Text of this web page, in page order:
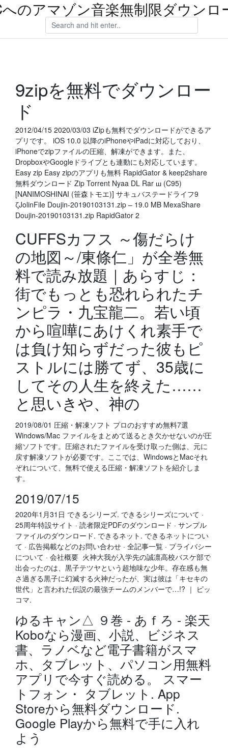
のアマゾン音楽無制限ダウンロ
9zipを無料でダウンロー
ド
2012/04/15 2020/03/03 iZipも無料でダウンロードができるア
プリです。 iOS 10.0 以降のiPhoneやiPadに対応しており、
iPhoneでzipファイルの圧縮、解凍ができます。また、
DropboxやGoogleドライブとも連動にも対応しています。
Easy zip Easy zipのアプリも無料 RapidGator & keep2share
無料ダウンロード Zip Torrent Nyaa DL Rar ш (C95)
[NANIMOSHINAI (笹森トモエ)] サキュバステードライフ9
ζJolinFile Doujin-20190103131.zip – 19.0 MB MexaShare
Doujin-20190103131.zip RapidGator 2
CUFFSカフス ～傷だらけ
の地図～/東條仁」が全巻無
料で読み放題｜あらすじ：
街でもっとも恐れられたチ
ンピラ・九宝龍二。若い頃
から喧嘩にあけくれ素手で
は負け知らずだった彼もピ
ストルには勝てず、35歳に
してその人生を終えた……
と思いきや、神の
2019/08/01 圧縮・解凍ソフト プロのおすすめ無料7選
Windows/Mac ファイルをまとめて送るとき欠かせないのが圧
縮ソフトです。圧縮されたファイルを受け取った側は、元に
戻す解凍ソフトが必要です。ここでは、WindowsとMacそれ
ぞれについて、無料で使える圧縮・解凍ソフトを紹介しま
す。
2019/07/15
2020年1月31日 できるシリーズ. できるシリーズについて ·
25周年特設サイト · 読者限定PDFのダウンロード · サンプル
ファイルのダウンロード. できるネット. できるネットについ
て · 広告掲載などのお問い合わせ · 全記事一覧 · プライバシー
について · 会社概要 火神大我が入学先の誠凛高校バスケ部で
出会ったのは、黒子テツヤという超地味な少年。存在感も無
さ過ぎる黒子に幻滅する火神だったが、実は彼は「キセキの
世代」と言われた伝説の最強チームのメンバーで…!? ｜ ピッ
コマ.
ゆるキャン△ ９巻 - あｆろ - 楽天
Koboなら漫画、小説、ビジネス
書、ラノベなど電子書籍がスマ
ホ、タブレット、パソコン用無料
アプリで今すぐ読める。 スマー
トフォン・ タブレット. App
Storeから無料ダウンロード.
Google Playから無料で手に入れ
よう